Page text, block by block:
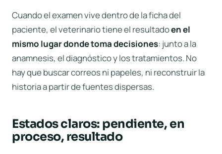
Cuando el examen vive dentro de la ficha del
paciente, el veterinario tiene el resultadoen el
mismo lugar donde toma decisiones: junto a la
anamnesis, el diagnóstico y los tratamientos. No
hay que buscar correos ni papeles, ni reconstruir la
historia a partir de fuentes dispersas.
Estados claros: pendiente, en
proceso, resultado